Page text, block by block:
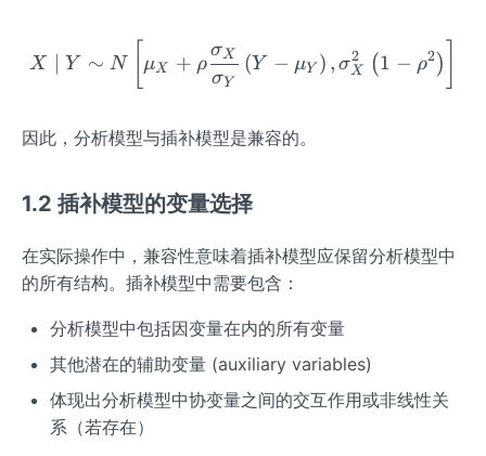
{X}
{X}
X \mid Y \sim
X Y ∼ N μX + ρ
σY
σX (Y − μY ) , σX
2 (1 − ρ2)
因此，分析模型与插补模型是兼容的。
1.2 插补模型的变量选择
在实际操作中，兼容性意味着插补模型应保留分析模型中
的所有结构。插补模型中需要包含：
分析模型中包括因变量在内的所有变量
其他潜在的辅助变量 (auxiliary variables)
体现出分析模型中协变量之间的交互作用或非线性关
系（若存在）